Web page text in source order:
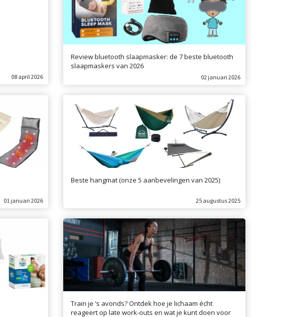
08 april 2026
Review bluetooth slaapmasker: de 7 beste bluetooth
slaapmaskers van 2026
02 januari 2026
01 januari 2026
Beste hangmat (onze 5 aanbevelingen van 2025)
25 augustus 2025
Train je ’s avonds? Ontdek hoe je lichaam écht
reageert op late work-outs en wat je kunt doen voor